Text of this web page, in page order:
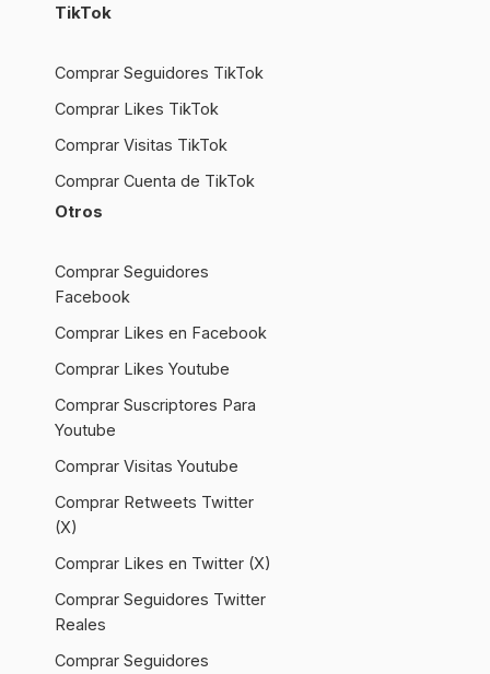
TikTok
Comprar Seguidores TikTok
Comprar Likes TikTok
Comprar Visitas TikTok
Comprar Cuenta de TikTok
Otros
Comprar Seguidores
Facebook
Comprar Likes en Facebook
Comprar Likes Youtube
Comprar Suscriptores Para
Youtube
Comprar Visitas Youtube
Comprar Retweets Twitter
(X)
Comprar Likes en Twitter (X)
Comprar Seguidores Twitter
Reales
Comprar Seguidores